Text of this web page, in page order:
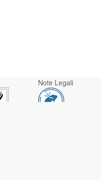
Note Legali